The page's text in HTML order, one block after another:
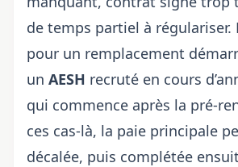
de temps partiel à régulariser.
pour un remplacement
un AESH recruté en cours
qui commence après la pré-
ces cas-là, la paie principale
décalée, puis complétée